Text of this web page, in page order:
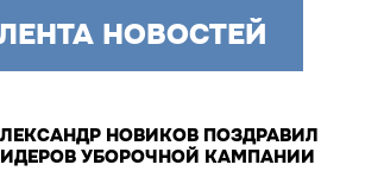
НОВОСТЕЙ
НОВИКОВ ПОЗДРАВИЛ
УБОРОЧНОЙ КАМПАНИИ